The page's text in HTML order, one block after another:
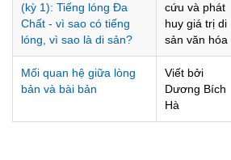
(kỳ 1): Tiếng lóng Đa
Chất - vì sao có tiếng
lóng, vì sao là di sản?
cứu và phát
huy giá trị di
sản văn hóa
Mối quan hệ giữa lòng
bản và bài bản
Viết bởi
Dương Bích
Hà